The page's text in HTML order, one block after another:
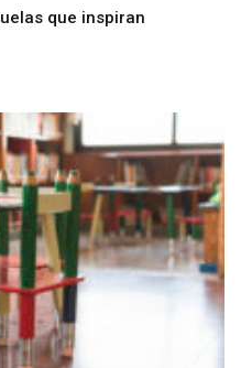
que inspiran